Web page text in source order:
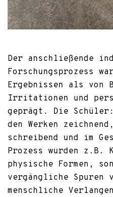
Der anschließende
Forschungsprozess
Ergebnissen als von
Irritationen und
geprägt. Die
den Werken
schreibend und im
Prozess wurden
physische Formen,
vergängliche Spuren
menschliche